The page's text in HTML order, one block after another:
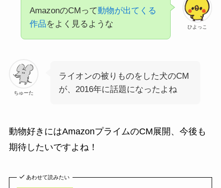
ひよっこ
AmazonのCMって動物が出てくる
作品をよく見るような
ちゅーた
ライオンの被りものをした犬のCM
が、2016年に話題になったよね
動物好きにはAmazonプライムのCM展開、今後も
期待したいですよね！
あわせて読みたい